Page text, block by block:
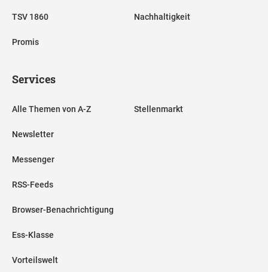
TSV 1860
Promis
Nachhaltigkeit
Services
Alle Themen von A-Z
Newsletter
Messenger
RSS-Feeds
Browser-Benachrichtigung
Ess-Klasse
Vorteilswelt
Stellenmarkt